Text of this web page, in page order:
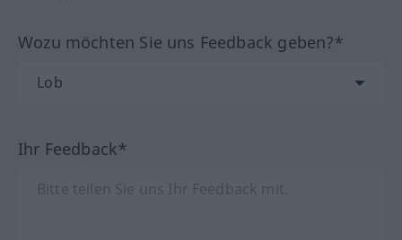
Wozu möchten Sie uns Feedback geben?*
Ihr Feedback*